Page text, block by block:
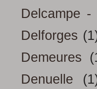
Delcampe -
Delforges
Demeures
Denuelle